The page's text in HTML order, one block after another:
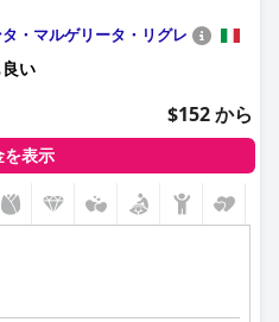
・マルゲリータ・リグレ
い
$152 から
を表示